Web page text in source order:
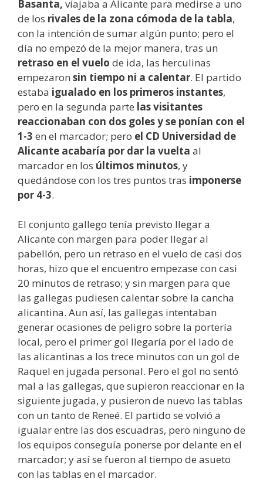
Basanta, viajaba a Alicante para medirse a uno
de los rivales de la zona cómoda de la tabla,
con la intención de sumar algún punto; pero el
día no empezó de la mejor manera, tras un
retraso en el vuelo de ida, las herculinas
empezaron sin tiempo ni a calentar. El partido
estaba igualado en los primeros instantes,
pero en la segunda parte las visitantes
reaccionaban con dos goles y se ponían con el
1-3 en el marcador; pero el CD Universidad de
Alicante acabaría por dar la vuelta al
marcador en los últimos minutos, y
quedándose con los tres puntos tras imponerse
por 4-3.
El conjunto gallego tenía previsto llegar a
Alicante con margen para poder llegar al
pabellón, pero un retraso en el vuelo de casi dos
horas, hizo que el encuentro empezase con casi
20 minutos de retraso; y sin margen para que
las gallegas pudiesen calentar sobre la cancha
alicantina. Aun así, las gallegas intentaban
generar ocasiones de peligro sobre la portería
local, pero el primer gol llegaría por el lado de
las alicantinas a los trece minutos con un gol de
Raquel en jugada personal. Pero el gol no sentó
mal a las gallegas, que supieron reaccionar en la
siguiente jugada, y pusieron de nuevo las tablas
con un tanto de Reneé. El partido se volvió a
igualar entre las dos escuadras, pero ninguno de
los equipos conseguía ponerse por delante en el
marcador; y así se fueron al tiempo de asueto
con las tablas en el marcador.